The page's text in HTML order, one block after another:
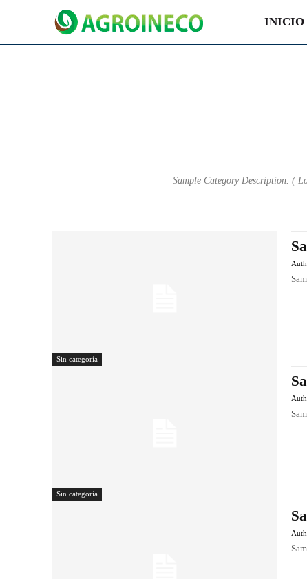
INICIO
Sample Category Description. (
Sin categoría
Sin categoría